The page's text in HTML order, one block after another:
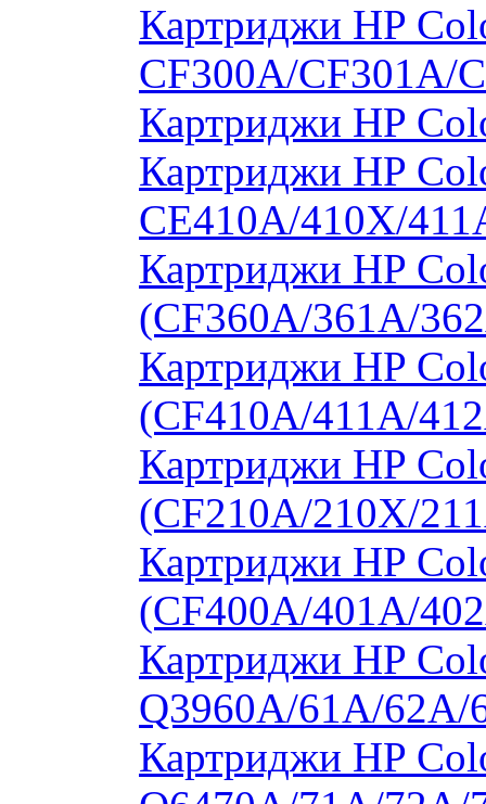
Картриджи HP
CF300A/CF301A/
Картриджи HP
Картриджи HP
CE410A/410X/
Картриджи HP
(CF360A/361A/
Картриджи HP
(CF410A/411A/
Картриджи HP
(CF210A/210X/
Картриджи HP
(CF400A/401A/
Картриджи HP
Q3960A/61A/
Картриджи HP